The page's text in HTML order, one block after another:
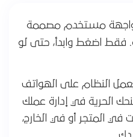
مستخدم مصممة
اضغط وابدأ، حتى لو
النظام على الهواتف
الحرية في إدارة عملك
المتجر أو في الخارج،